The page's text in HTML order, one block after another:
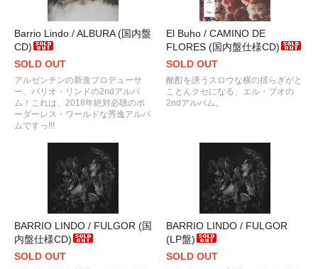
Barrio Lindo / ALBURA (国内盤
CD)
SOLD OUT
アルゼンチンの新進プロデューサ
ー、バリオ・リンドの2ndアルバ
ム！これは、2018年絶対必聴のボ
ーダーレス・ワールドな秀逸アルバ
ムですっ!!!
El Buho / CAMINO DE
FLORES (国内盤仕様CD)
SOLD OUT
酩酊を誘うスロウな横の揺らぎがと
ことんクセになる、エル・ブオの
2ndアルバム。
BARRIO LINDO / FULGOR (国
内盤仕様CD)
SOLD OUT
BARRIO LINDO / FULGOR
(LP盤)
SOLD OUT